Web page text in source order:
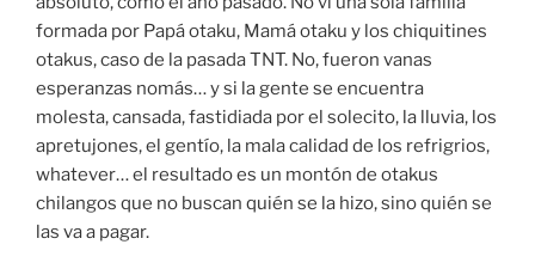
formada por Papá otaku, Mamá otaku y los chiquitines
otakus, caso de la pasada TNT. No, fueron vanas
esperanzas nomás… y si la gente se encuentra
molesta, cansada, fastidiada por el solecito, la lluvia, los
apretujones, el gentío, la mala calidad de los refrigrios,
whatever… el resultado es un montón de otakus
chilangos que no buscan quién se la hizo, sino quién se
las va a pagar.